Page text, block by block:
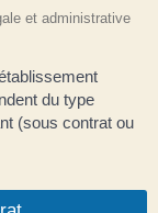
et administrative
du type
(sous contrat ou